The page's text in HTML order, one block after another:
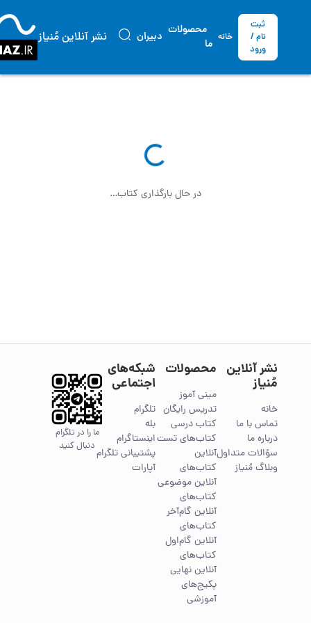
ثبت
نام /
ورود
خانه
محصولات
ما
دبیران نشر آنلاین مُنیاز
در حال بارگذاری کتاب…
نشر آنلاین
مُنیاز
خانه
تماس با ما
درباره ما
سؤالات متداول
وبلاگ مُنیاز
محصولات
مینی آموز
تدریس رایگان
کتاب درسی
کتاب‌های تست
آنلاین
کتاب‌های
آنلاین موضوعی
کتاب‌های
آنلاین گام‌آخر
کتاب‌های
آنلاین گام‌اول
کتاب‌های
آنلاین نهایی
پکیج‌های
آموزشی
شبکه‌های
اجتماعی
تلگرام
بله
اینستاگرام
پشتیبانی تلگرام
آپارات
ما را در تلگرام
دنبال کنید